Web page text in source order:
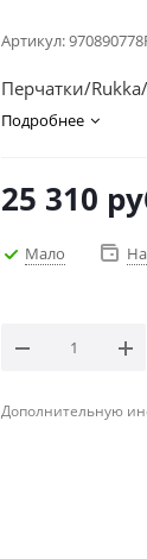
Артикул:
Перчатки/
Подробнее
25 310
Мало
Дополнительную